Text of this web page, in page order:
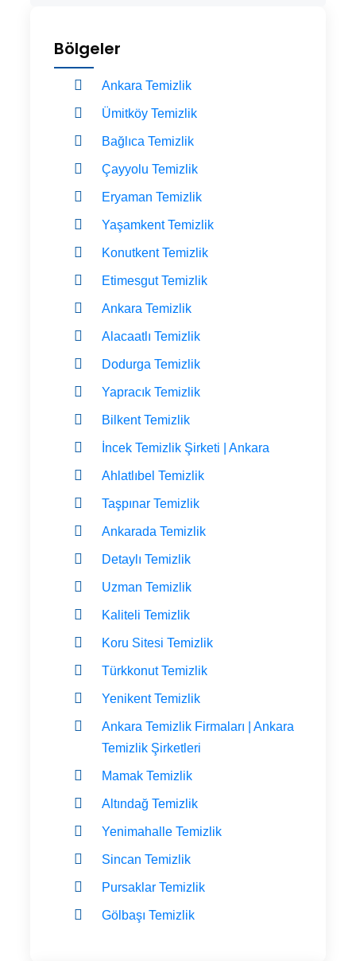
Bölgeler
Ankara Temizlik
Ümitköy Temizlik
Bağlıca Temizlik
Çayyolu Temizlik
Eryaman Temizlik
Yaşamkent Temizlik
Konutkent Temizlik
Etimesgut Temizlik
Ankara Temizlik
Alacaatlı Temizlik
Dodurga Temizlik
Yapracık Temizlik
Bilkent Temizlik
İncek Temizlik Şirketi | Ankara
Ahlatlıbel Temizlik
Taşpınar Temizlik
Ankarada Temizlik
Detaylı Temizlik
Uzman Temizlik
Kaliteli Temizlik
Koru Sitesi Temizlik
Türkkonut Temizlik
Yenikent Temizlik
Ankara Temizlik Firmaları | Ankara
Temizlik Şirketleri
Mamak Temizlik
Altındağ Temizlik
Yenimahalle Temizlik
Sincan Temizlik
Pursaklar Temizlik
Gölbaşı Temizlik